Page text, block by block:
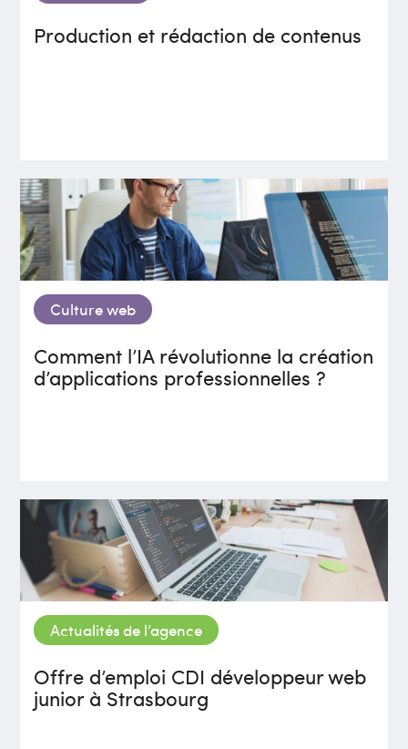
Production et rédaction de contenus
Culture web
Comment l’IA révolutionne la création
d’applications professionnelles ?
Actualités de l’agence
Offre d’emploi CDI développeur web
junior à Strasbourg